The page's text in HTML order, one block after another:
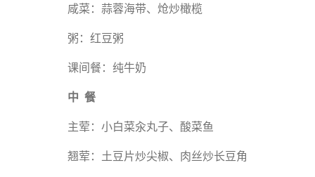
咸菜：蒜蓉海带、炝炒橄榄
粥：红豆粥
课间餐：纯牛奶
中 餐
主荤：小白菜汆丸子、酸菜鱼
翘荤：土豆片炒尖椒、肉丝炒长豆角